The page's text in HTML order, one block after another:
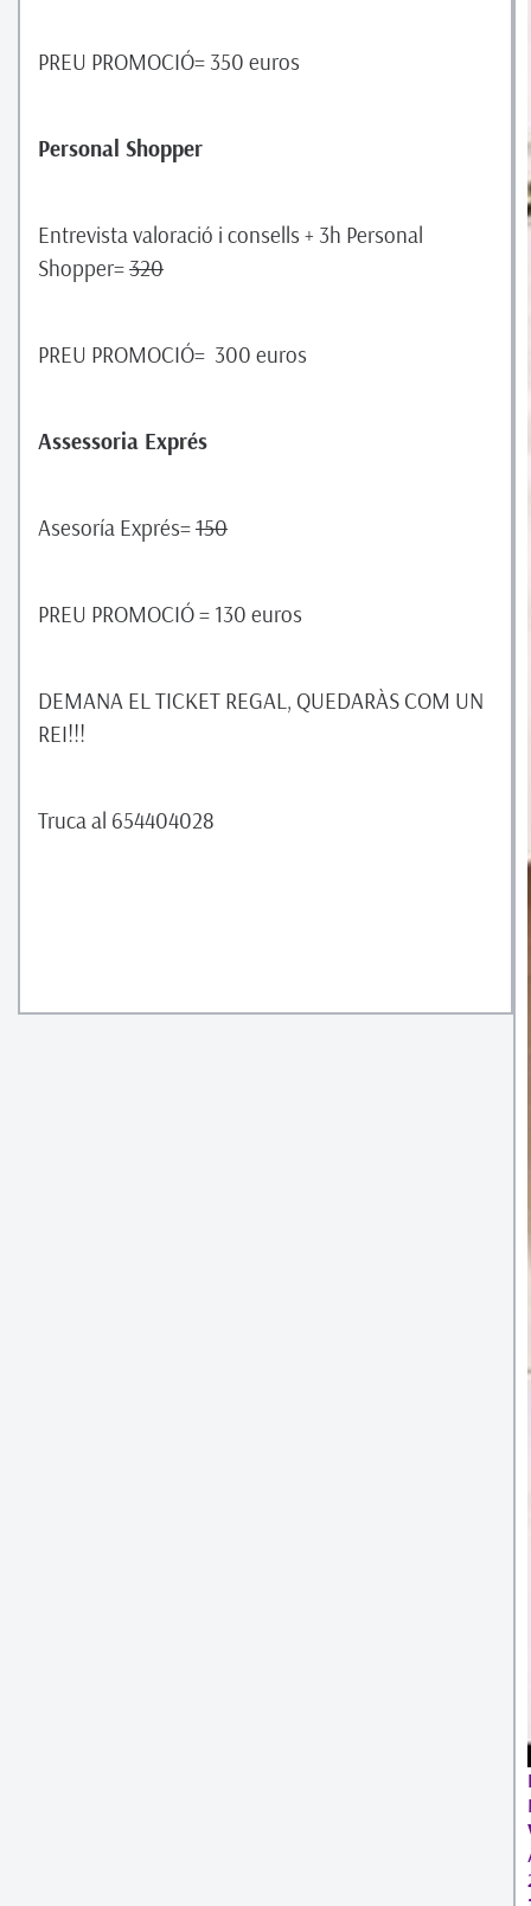
PREU PROMOCIÓ= 350 euros
Personal Shopper
Entrevista valoració i consells + 3h Personal
Shopper=320
PREU PROMOCIÓ= 300 euros
Assessoria Exprés
Asesoría Exprés=150
PREU PROMOCIÓ = 130 euros
DEMANA EL TICKET REGAL, QUEDARÀS COM UN
REI!!!
Truca al 654404028